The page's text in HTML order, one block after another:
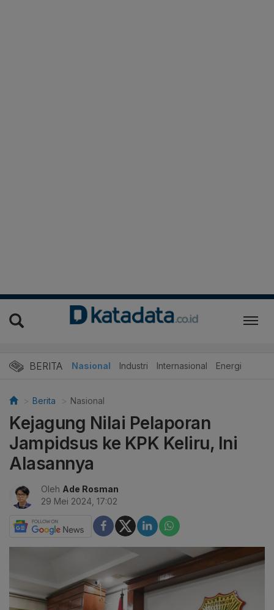
BERITA Nasional Industri Internasional Energi
Berita Nasional
Kejagung Nilai Pelaporan
Jampidsus ke KPK Keliru, Ini
Alasannya
Oleh Ade Rosman
29 Mei 2024, 17:02